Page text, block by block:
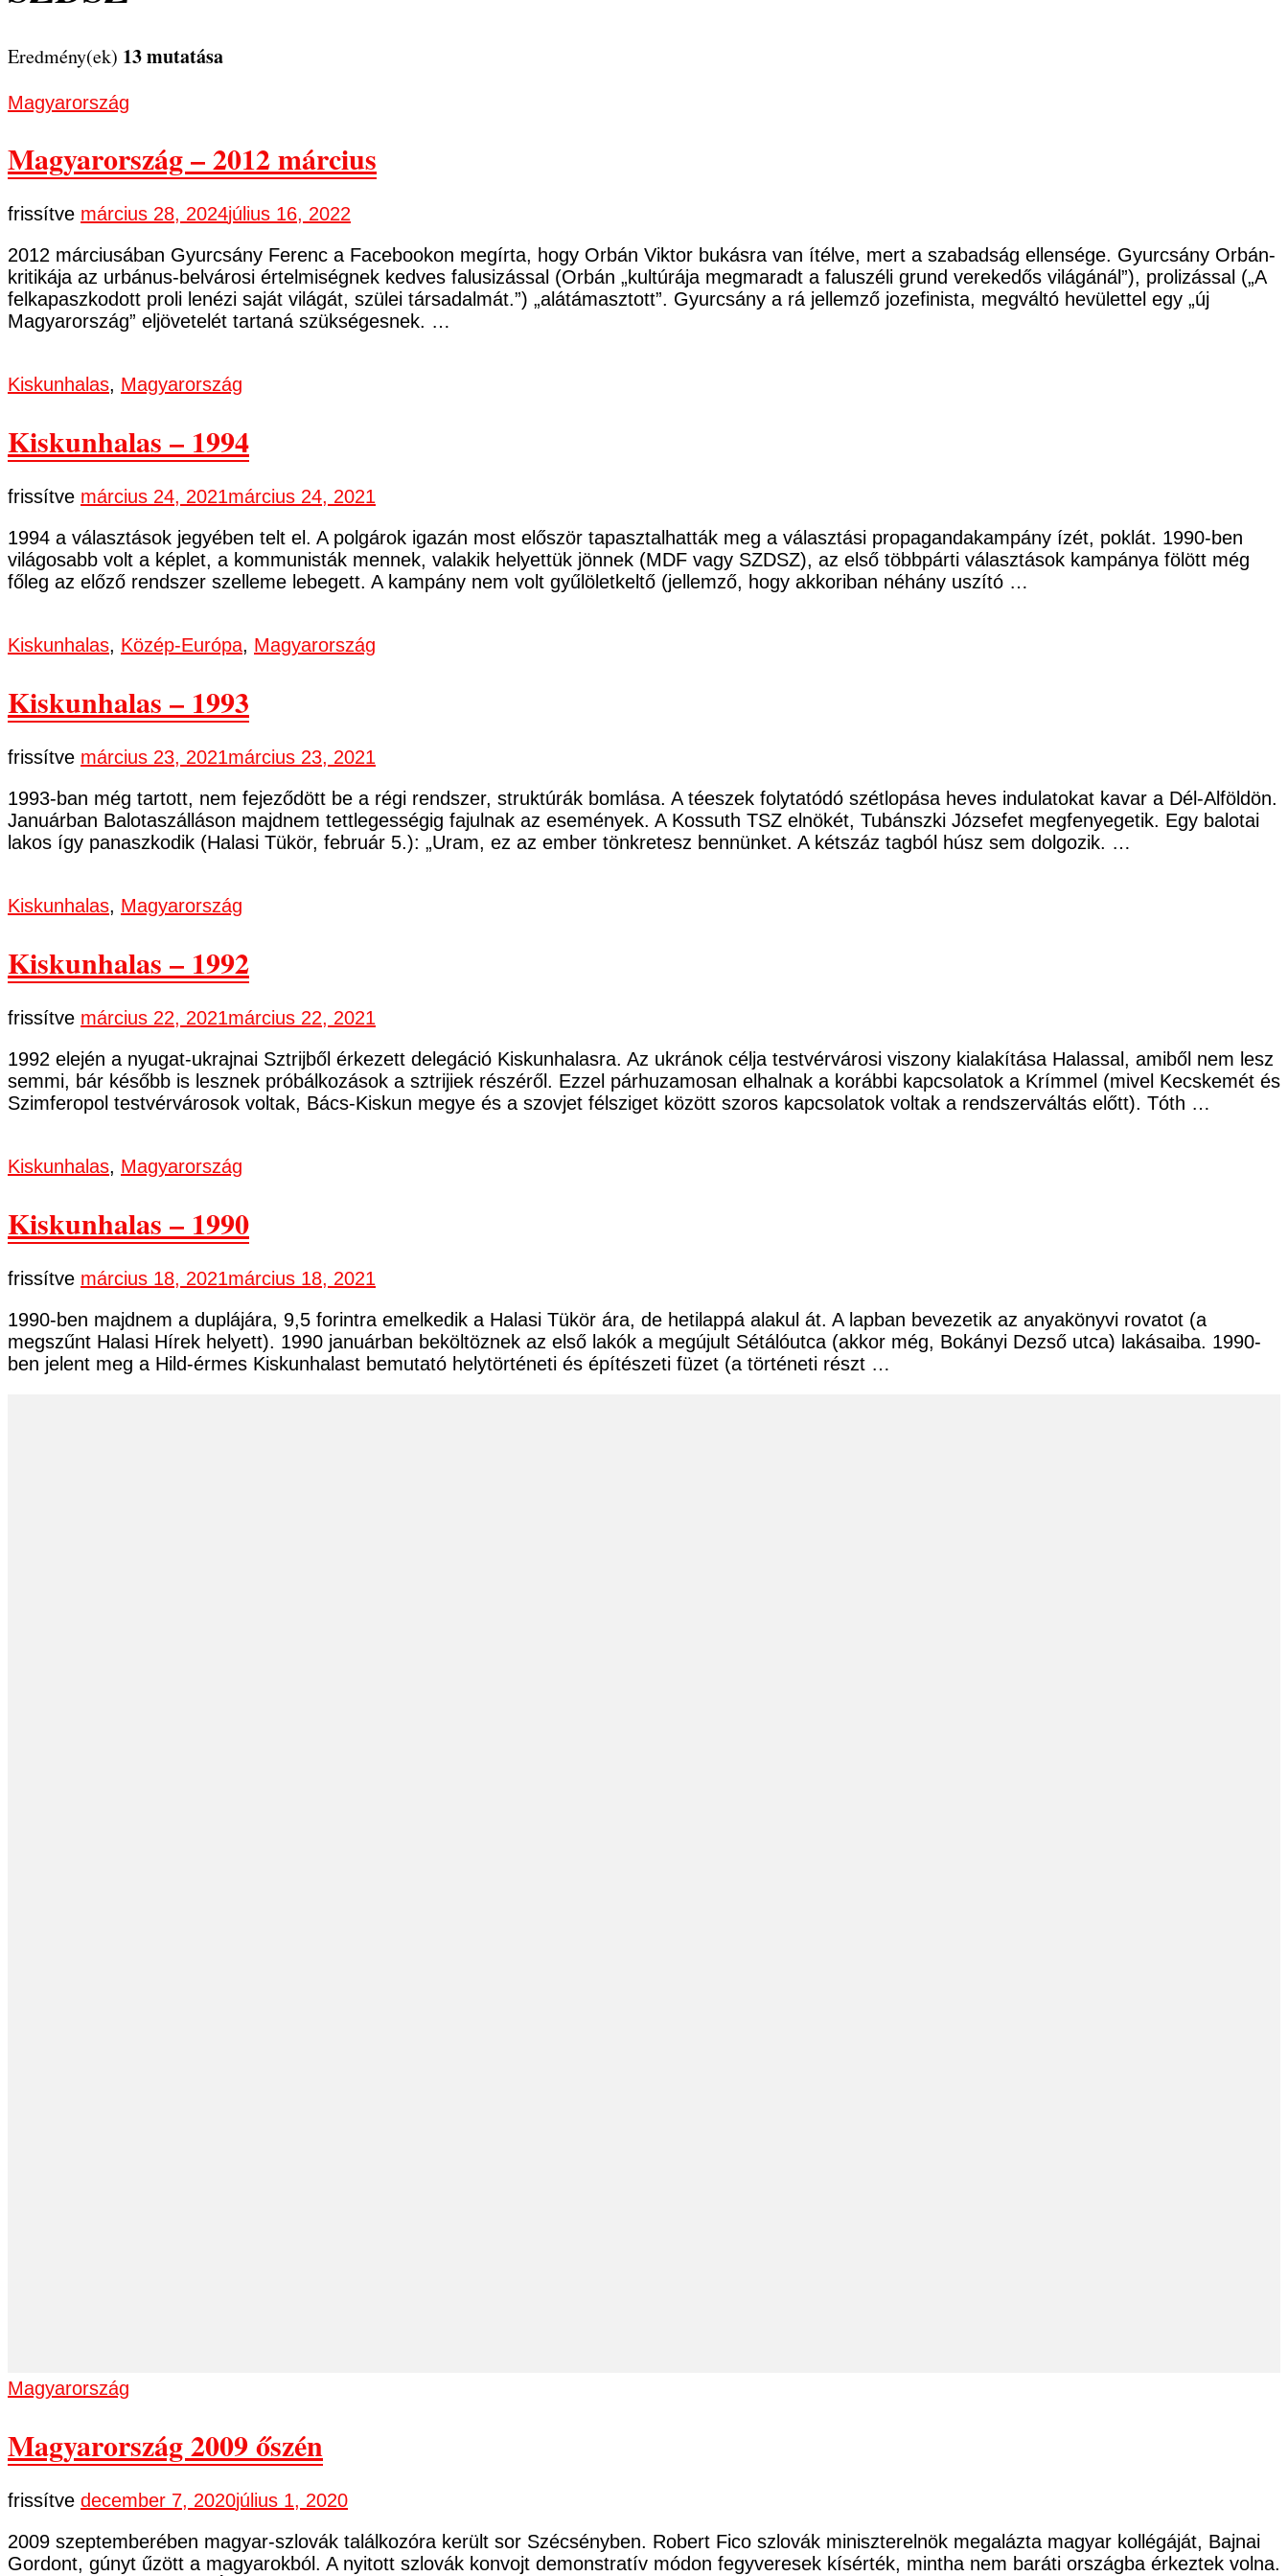
Eredmény(ek) 13 mutatása
Magyarország
Magyarország – 2012 március
frissítve március 28, 2024július 16, 2022
2012 márciusában Gyurcsány Ferenc a Facebookon megírta, hogy Orbán Viktor bukásra van ítélve, mert a szabadság ellensége. Gyurcsány Orbán-
kritikája az urbánus-belvárosi értelmiségnek kedves falusizással (Orbán „kultúrája megmaradt a faluszéli grund verekedős világánál”), prolizással („A
felkapaszkodott proli lenézi saját világát, szülei társadalmát.”) „alátámasztott”. Gyurcsány a rá jellemző jozefinista, megváltó hevülettel egy „új
Magyarország” eljövetelét tartaná szükségesnek. …
Kiskunhalas, Magyarország
Kiskunhalas – 1994
frissítve március 24, 2021március 24, 2021
1994 a választások jegyében telt el. A polgárok igazán most először tapasztalhatták meg a választási propagandakampány ízét, poklát. 1990-ben
világosabb volt a képlet, a kommunisták mennek, valakik helyettük jönnek (MDF vagy SZDSZ), az első többpárti választások kampánya fölött még
főleg az előző rendszer szelleme lebegett. A kampány nem volt gyűlöletkeltő (jellemző, hogy akkoriban néhány uszító …
Kiskunhalas, Közép-Európa, Magyarország
Kiskunhalas – 1993
frissítve március 23, 2021március 23, 2021
1993-ban még tartott, nem fejeződött be a régi rendszer, struktúrák bomlása. A téeszek folytatódó szétlopása heves indulatokat kavar a Dél-Alföldön.
Januárban Balotaszálláson majdnem tettlegességig fajulnak az események. A Kossuth TSZ elnökét, Tubánszki Józsefet megfenyegetik. Egy balotai
lakos így panaszkodik (Halasi Tükör, február 5.): „Uram, ez az ember tönkretesz bennünket. A kétszáz tagból húsz sem dolgozik. …
Kiskunhalas, Magyarország
Kiskunhalas – 1992
frissítve március 22, 2021március 22, 2021
1992 elején a nyugat-ukrajnai Sztrijből érkezett delegáció Kiskunhalasra. Az ukránok célja testvérvárosi viszony kialakítása Halassal, amiből nem lesz
semmi, bár később is lesznek próbálkozások a sztrijiek részéről. Ezzel párhuzamosan elhalnak a korábbi kapcsolatok a Krímmel (mivel Kecskemét és
Szimferopol testvérvárosok voltak, Bács-Kiskun megye és a szovjet félsziget között szoros kapcsolatok voltak a rendszerváltás előtt). Tóth …
Kiskunhalas, Magyarország
Kiskunhalas – 1990
frissítve március 18, 2021március 18, 2021
1990-ben majdnem a duplájára, 9,5 forintra emelkedik a Halasi Tükör ára, de hetilappá alakul át. A lapban bevezetik az anyakönyvi rovatot (a
megszűnt Halasi Hírek helyett). 1990 januárban beköltöznek az első lakók a megújult Sétálóutca (akkor még, Bokányi Dezső utca) lakásaiba. 1990-
ben jelent meg a Hild-érmes Kiskunhalast bemutató helytörténeti és építészeti füzet (a történeti részt …
Magyarország
Magyarország 2009 őszén
frissítve december 7, 2020július 1, 2020
2009 szeptemberében magyar-szlovák találkozóra került sor Szécsényben. Robert Fico szlovák miniszterelnök megalázta magyar kollégáját, Bajnai
Gordont, gúnyt űzött a magyarokból. A nyitott szlovák konvojt demonstratív módon fegyveresek kísérték, mintha nem baráti országba érkeztek volna.